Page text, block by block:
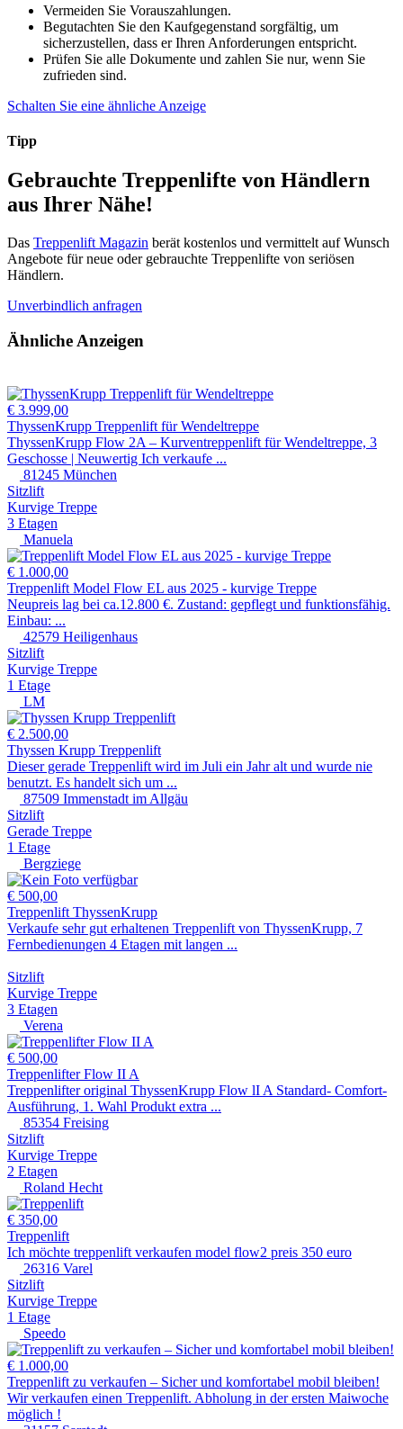
Vermeiden Sie Vorauszahlungen.
Begutachten Sie den Kaufgegenstand sorgfältig, um
sicherzustellen, dass er Ihren Anforderungen entspricht.
Prüfen Sie alle Dokumente und zahlen Sie nur, wenn Sie
zufrieden sind.
Schalten Sie eine ähnliche Anzeige
Tipp
Gebrauchte Treppenlifte von Händlern
aus Ihrer Nähe!
Das Treppenlift Magazin berät kostenlos und vermittelt auf Wunsch
Angebote für neue oder gebrauchte Treppenlifte von seriösen
Händlern.
Unverbindlich anfragen
Ähnliche Anzeigen
€ 3.999,00
ThyssenKrupp Treppenlift für Wendeltreppe
ThyssenKrupp Flow 2A – Kurventreppenlift für Wendeltreppe, 3
Geschosse | Neuwertig Ich verkaufe ...
81245 München
Sitzlift
Kurvige Treppe
3 Etagen
Manuela
€ 1.000,00
Treppenlift Model Flow EL aus 2025 - kurvige Treppe
Neupreis lag bei ca.12.800 €. Zustand: gepflegt und funktionsfähig.
Einbau: ...
42579 Heiligenhaus
Sitzlift
Kurvige Treppe
1 Etage
LM
€ 2.500,00
Thyssen Krupp Treppenlift
Dieser gerade Treppenlift wird im Juli ein Jahr alt und wurde nie
benutzt. Es handelt sich um ...
87509 Immenstadt im Allgäu
Sitzlift
Gerade Treppe
1 Etage
Bergziege
€ 500,00
Treppenlift ThyssenKrupp
Verkaufe sehr gut erhaltenen Treppenlift von ThyssenKrupp, 7
Fernbedienungen 4 Etagen mit langen ...
Sitzlift
Kurvige Treppe
3 Etagen
Verena
€ 500,00
Treppenlifter Flow II A
Treppenlifter original ThyssenKrupp Flow lI A Standard- Comfort-
Ausführung, 1. Wahl Produkt extra ...
85354 Freising
Sitzlift
Kurvige Treppe
2 Etagen
Roland Hecht
€ 350,00
Treppenlift
Ich möchte treppenlift verkaufen model flow2 preis 350 euro
26316 Varel
Sitzlift
Kurvige Treppe
1 Etage
Speedo
€ 1.000,00
Treppenlift zu verkaufen – Sicher und komfortabel mobil bleiben!
Wir verkaufen einen Treppenlift. Abholung in der ersten Maiwoche
möglich !